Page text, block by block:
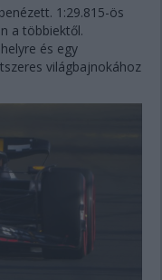
1:29.815-ös
a többiektől.
és egy
világbajnokához